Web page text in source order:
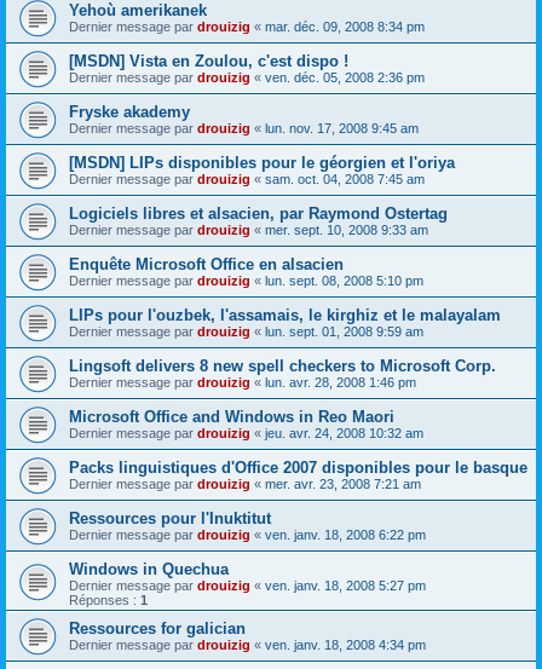
Yehoù amerikanek
Dernier message par drouizig « mar. déc. 09, 2008 8:34 pm
[MSDN] Vista en Zoulou, c'est dispo !
Dernier message par drouizig « ven. déc. 05, 2008 2:36 pm
Fryske akademy
Dernier message par drouizig « lun. nov. 17, 2008 9:45 am
[MSDN] LIPs disponibles pour le géorgien et l'oriya
Dernier message par drouizig « sam. oct. 04, 2008 7:45 am
Logiciels libres et alsacien, par Raymond Ostertag
Dernier message par drouizig « mer. sept. 10, 2008 9:33 am
Enquête Microsoft Office en alsacien
Dernier message par drouizig « lun. sept. 08, 2008 5:10 pm
LIPs pour l'ouzbek, l'assamais, le kirghiz et le malayalam
Dernier message par drouizig « lun. sept. 01, 2008 9:59 am
Lingsoft delivers 8 new spell checkers to Microsoft Corp.
Dernier message par drouizig « lun. avr. 28, 2008 1:46 pm
Microsoft Office and Windows in Reo Maori
Dernier message par drouizig « jeu. avr. 24, 2008 10:32 am
Packs linguistiques d'Office 2007 disponibles pour le basque
Dernier message par drouizig « mer. avr. 23, 2008 7:21 am
Ressources pour l'Inuktitut
Dernier message par drouizig « ven. janv. 18, 2008 6:22 pm
Windows in Quechua
Dernier message par drouizig « ven. janv. 18, 2008 5:27 pm
Réponses : 1
Ressources for galician
Dernier message par drouizig « ven. janv. 18, 2008 4:34 pm